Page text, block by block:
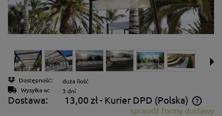
Dostępność:
duża ilość
Wysyłka w:
3 dni
Dostawa: 13,00 zł- Kurier DPD (Polska)
Cena nie zawiera ewentualnych kosztów płatnościsprawdź formy dostawy